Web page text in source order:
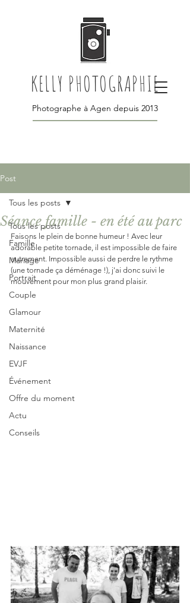
KELLY PHOTOGRAPHIE
Photographe à Agen depuis 2013
Post
Tous les posts
Famille
Mariage
Portrait
Couple
Glamour
Maternité
Naissance
EVJF
Événement
Offre du moment
Actu
Conseils
Tous les posts
Séance famille - en été au parc
Faisons le plein de bonne humeur ! Avec leur
adorable petite tornade, il est impossible de faire
autrement. Impossible aussi de perdre le rythme
(une tornade ça déménage !), j'ai donc suivi le
mouvement pour mon plus grand plaisir.